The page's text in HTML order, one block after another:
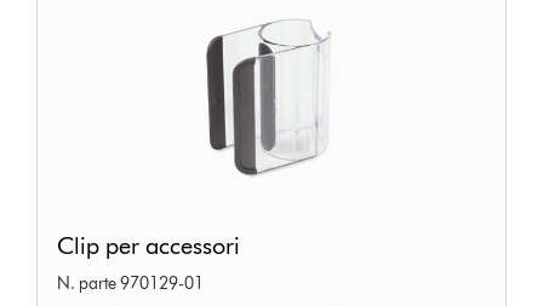
per
accessori
Clip per accessori
N. parte 970129-01